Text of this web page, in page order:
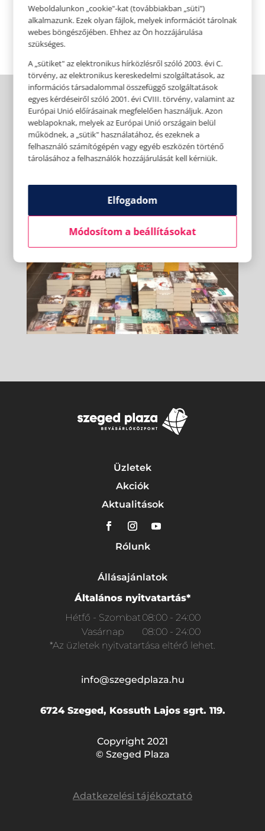
Találkozzunk a Könyvmolyképző Road Show-n, találd
meg új kedvenc könyvedet! Várunk szeretettel!
Üzletek
Akciók
Aktualitások
Rólunk
Állásajánlatok
Általános nyitvatartás*
Hétfő - Szombat08:00 - 24:00
Vasárnap
08:00 - 24:00
*Az üzletek nyitvatartása eltérő lehet.
info@szegedplaza.hu
6724 Szeged, Kossuth Lajos sgrt. 119.
Copyright 2021
© Szeged Plaza
Adatkezelési tájékoztató
Weboldalunkon „cookie"-kat (továbbiakban „süti")
alkalmazunk. Ezek olyan fájlok, melyek információt tárolnak
webes böngészőjében. Ehhez az Ön hozzájárulása
szükséges.
A „sütiket" az elektronikus hírközlésről szóló 2003. évi C.
törvény, az elektronikus kereskedelmi szolgáltatások, az
információs társadalommal összefüggő szolgáltatások
egyes kérdéseiről szóló 2001. évi CVIII. törvény, valamint az
Európai Unió előírásainak megfelelően használjuk. Azon
weblapoknak, melyek az Európai Unió országain belül
működnek, a „sütik" használatához, és ezeknek a
felhasználó számítógépén vagy egyéb eszközén történő
tárolásához a felhasználók hozzájárulását kell kérniük.
Elfogadom
Módosítom a beállításokat